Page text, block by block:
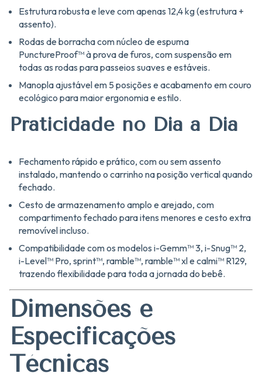
Estrutura robusta e leve com apenas 12,4 kg (estrutura +
assento).
Rodas de borracha com núcleo de espuma
PunctureProof™ à prova de furos, com suspensão em
todas as rodas para passeios suaves e estáveis.
Manopla ajustável em 5 posições e acabamento em couro
ecológico para maior ergonomia e estilo.
Praticidade no Dia a Dia
Fechamento rápido e prático, com ou sem assento
instalado, mantendo o carrinho na posição vertical quando
fechado.
Cesto de armazenamento amplo e arejado, com
compartimento fechado para itens menores e cesto extra
removível incluso.
Compatibilidade com os modelos i-Gemm™ 3, i-Snug™ 2,
i-Level™ Pro, sprint™, ramble™, ramble™ xl e calmi™ R129,
trazendo flexibilidade para toda a jornada do bebê.
Dimensões e
Especificações
Técnicas